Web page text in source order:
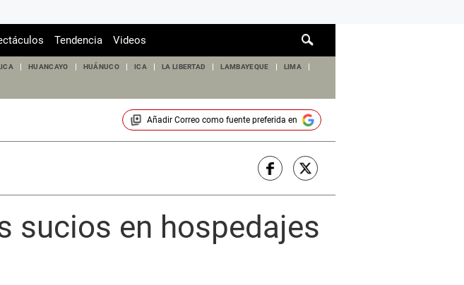
de
Tendencia Videos
HUANCAYO HUÁNUCO ICA LA LIBERTAD LAMBAYEQUE LIMA
Añadir Correocomo fuente preferida en
sucios en hospedajes